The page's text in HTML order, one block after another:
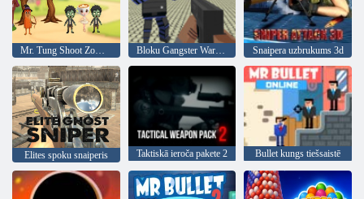
Mr. Tung Shoot Zombie Bloku Gangster Warfare Snaipera uzbrukums 3d
Elites spoku snaiperis Taktiskā ieroča pakete 2 Bullet kungs tiešsaistē